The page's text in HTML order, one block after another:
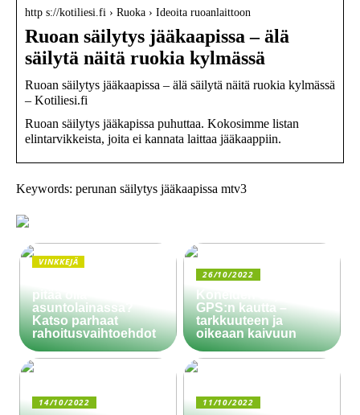
http s://kotiliesi.fi › Ruoka › Ideoita ruoanlaittoon
Ruoan säilytys jääkaapissa – älä
säilytä näitä ruokia kylmässä
Ruoan säilytys jääkaapissa – älä säilytä näitä ruokia kylmässä
– Kotiliesi.fi
Ruoan säilytys jääkapissa puhuttaa. Kokosimme listan
elintarvikkeista, joita ei kannata laittaa jääkaappiin.
Keywords: perunan säilytys jääkaapissa mtv3
VINKKEJÄ
pitää olla
asuntolainassa?
Katso parhaat
rahoitusvaihtoehdot
26/10/2022
Koneiden ohjaus
GPS:n kautta –
tarkkuuteen ja
oikeaan kaivuun
14/10/2022 11/10/2022